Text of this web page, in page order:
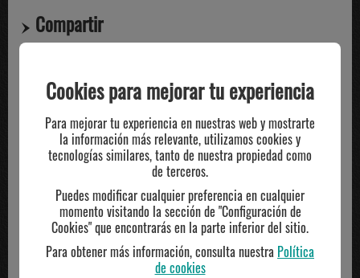
Compartir
TE PUEDE INTERESAR
Cookies para mejorar tu experiencia
Para mejorar tu experiencia en nuestras web y mostrarte
la información más relevante, utilizamos cookies y
tecnologías similares, tanto de nuestra propiedad como
de terceros.
Puedes modificar cualquier preferencia en cualquier
momento visitando la sección de "Configuración de
Cookies" que encontrarás en la parte inferior del sitio.
Para obtener más información, consulta nuestra Política
de cookies